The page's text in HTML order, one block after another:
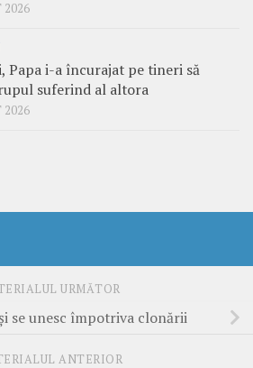
2026
Papa i-a încurajat pe tineri să
suferind al altora
2026
URMĂTOR
se unesc împotriva clonării
ANTERIOR